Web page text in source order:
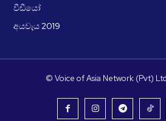
වීඩීයෝ
අයවැය 2019
© Voice of Asia Network (Pvt)